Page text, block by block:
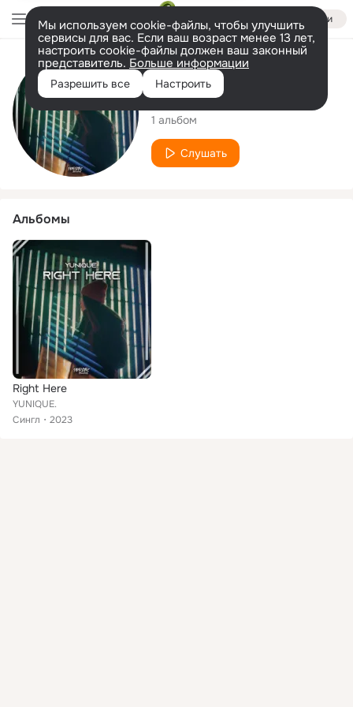
Войти
Мы используем cookie-файлы, чтобы улучшить
сервисы для вас. Если ваш возраст менее 13 лет,
настроить cookie-файлы должен ваш законный
представитель. Больше информации
Разрешить все Настроить
Исполнитель
YUNIQUE.
1 альбом
Слушать
Альбомы
Right Here
YUNIQUE.
Сингл
2023